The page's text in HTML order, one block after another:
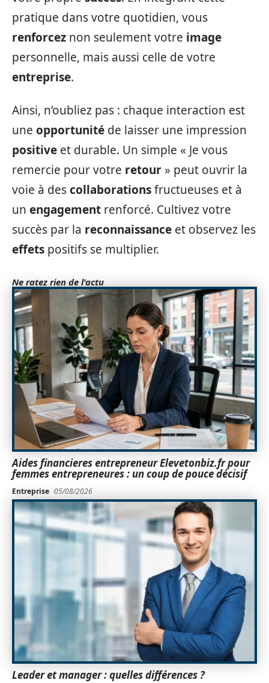
pratique dans votre quotidien, vous
renforcez non seulement votre image
personnelle, mais aussi celle de votre
entreprise.
Ainsi, n’oubliez pas : chaque interaction est
une opportunité de laisser une impression
positive et durable. Un simple « Je vous
remercie pour votre retour » peut ouvrir la
voie à descollaborationsfructueuses et à
un engagement renforcé. Cultivez votre
succès par la reconnaissance et observez les
effets positifs se multiplier.
Ne ratez rien de l'actu
Aides financieres entrepreneur Elevetonbiz.fr pour
femmes entrepreneures : un coup de pouce décisif
Entreprise 05/08/2026
Leader et manager : quelles différences ?